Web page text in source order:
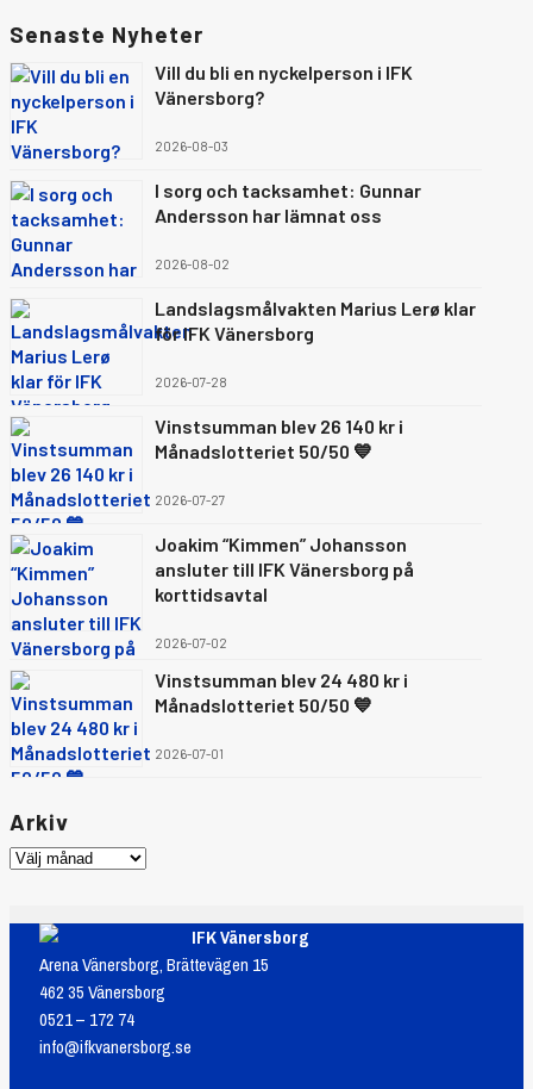
Senaste Nyheter
Vill du bli en nyckelperson i IFK
Vänersborg?
2026-08-03
I sorg och tacksamhet: Gunnar
Andersson har lämnat oss
2026-08-02
Landslagsmålvakten Marius Lerø klar
för IFK Vänersborg
2026-07-28
Vinstsumman blev 26 140 kr i
Månadslotteriet 50/50 💙
2026-07-27
Joakim “Kimmen” Johansson
ansluter till IFK Vänersborg på
korttidsavtal
2026-07-02
Vinstsumman blev 24 480 kr i
Månadslotteriet 50/50 💙
2026-07-01
Arkiv
IFK Vänersborg
Arena Vänersborg, Brättevägen 15
462 35 Vänersborg
0521 – 172 74
info@ifkvanersborg.se